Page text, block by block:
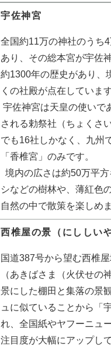
宇佐神宮
全国約11万の神社のうち
あり、その総本宮が宇佐
約1300年の歴史があり、
くの社殿が点在しています
宇佐神宮は天皇の使いで
される勅祭社（ちょくさ
でも16社しかなく、九州
「香椎宮」のみです。
境内の広さは約50万平
シなどの樹林や、薄紅色
自然の中で散策を楽しめま
西椎屋の景（にししい
国道387号から望む西椎
（あきばさま（火伏せの
景にした棚田と集落の景
ュに似ていることから「
れ、全国紙やヤフーニュ
注目度が大幅にアップし